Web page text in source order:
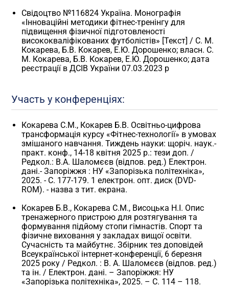
Свідоцтво №116824 Україна. Монографія
«Інноваційні методики фітнес-тренінгу для
підвищення фізичної підготовленості
висококваліфікованих футболістів» [Текст] / С. М.
Кокарева, Б.В. Кокарев, Е.Ю. Дорошенко; власн. С.
М. Кокарева, Б.В. Кокарев, Е.Ю. Дорошенко; дата
реєстрації в ДСІВ України 07.03.2023 р
Участь у конференціях:
Кокарева С.М., Кокарев Б.В. Освітньо-цифрова
трансформація курсу «Фітнес-технології» в умовах
змішаного навчання. Тиждень науки: щоріч. наук.-
практ. конф., 14-18 квітня 2025 р.: тези доп. /
Редкол.: В.А. Шаломєєв (відпов. ред.) Електрон.
дані.- Запоріжжя : НУ «Запорізька політехніка»,
2025. - C. 177-179. 1 електрон. опт. диск (DVD-
ROM). - назва з тит. екрана.
Кокарев Б.В., Кокарева С.М., Висоцька Н.І. Опис
тренажерного пристрою для розтягування та
формування підйому стопи гімнастів. Спорт та
фізичне виховання у закладах вищої освіти.
Сучасність та майбутнє. Збірник тез доповідей
Всеукраїнської інтернет-конференції, 6 березня
2025 року / Редкол. : В. А. Шаломєєв (відпов. ред.)
та ін. / Електрон. дані. – Запоріжжя: НУ
«Запорізька політехніка», 2025. – С. 114 – 118.